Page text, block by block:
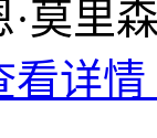
莫里
看详情